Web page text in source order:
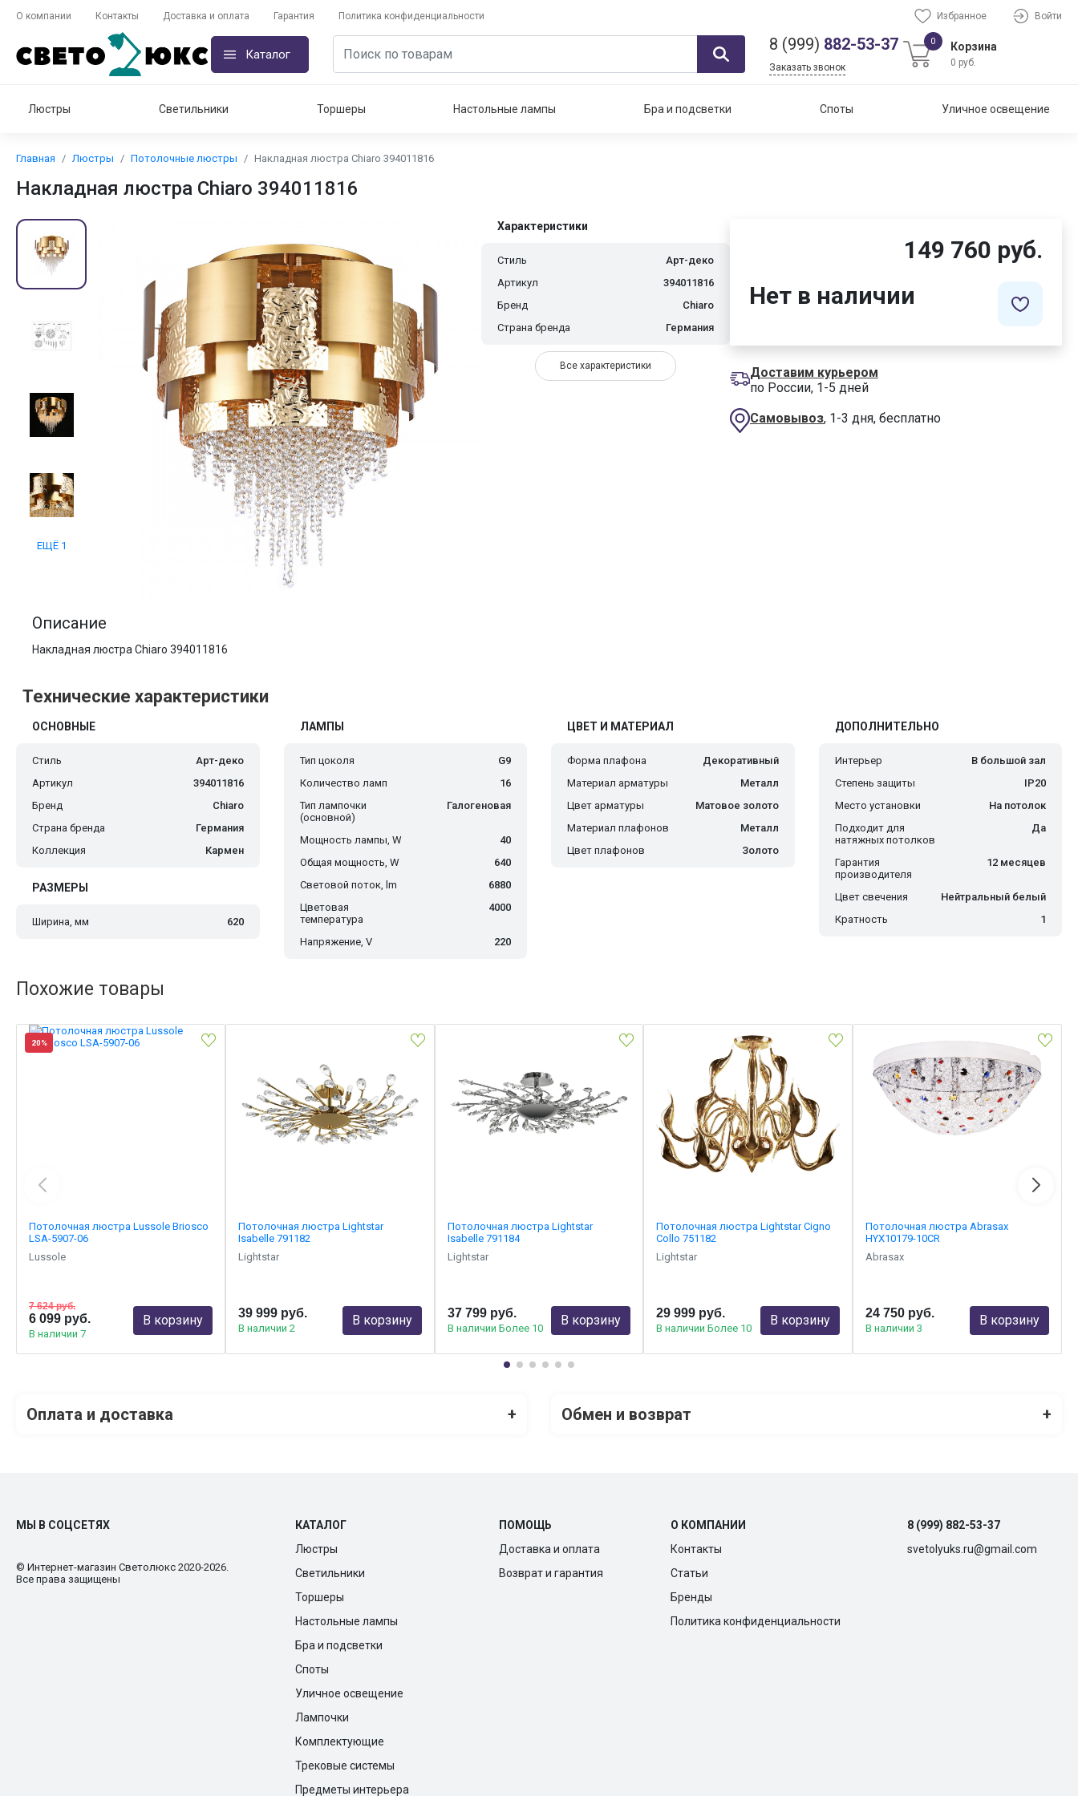
О компании Контакты Доставка и оплата Гарантия Политика конфиденциальности Избранное Войти
Каталог
8 (999) 882-53-37
Заказать звонок
0 Корзина
0 руб.
Люстры Светильники Торшеры Настольные лампы Бра и подсветки Споты Уличное освещение
Главная Люстры Потолочные люстры Накладная люстра Chiaro 394011816
Накладная люстра Chiaro 394011816
ЕЩЁ 1
Характеристики
Стиль
Арт-деко
Артикул
394011816
Бренд
Chiaro
Страна бренда
Германия
Все характеристики
149 760 руб.
Нет в наличии
Доставим курьером
по России, 1-5 дней
Самовывоз, 1-3 дня, бесплатно
Описание
Накладная люстра Chiaro 394011816
Технические характеристики
ОСНОВНЫЕ
Стиль
Арт-деко
Артикул
394011816
Бренд
Chiaro
Страна бренда
Германия
Коллекция
Кармен
РАЗМЕРЫ
Ширина, мм 620
ЛАМПЫ
Тип цоколя
G9
Количество ламп
16
Тип лампочки
(основной)
Галогеновая
Мощность лампы, W
40
Общая мощность, W
640
Световой поток, lm
6880
Цветовая
температура
4000
Напряжение, V 220
ЦВЕТ И МАТЕРИАЛ
Форма плафона
Декоративный
Материал арматуры
Металл
Цвет арматуры
Матовое золото
Материал плафонов
Металл
Цвет плафонов
Золото
ДОПОЛНИТЕЛЬНО
Интерьер
В большой зал
Степень защиты
IP20
Место установки
На потолок
Подходит для
натяжных потолков
Да
Гарантия
производителя
12 месяцев
Цвет свечения
Нейтральный белый
Кратность
1
Похожие товары
20%
Потолочная люстра Lussole Briosco
LSA-5907-06
Lussole
7 624 руб.
6 099 руб.
В наличии 7
В корзину
Потолочная люстра Lightstar
Isabelle 791182
Lightstar
39 999 руб.
В наличии 2
В корзину
Потолочная люстра Lightstar
Isabelle 791184
Lightstar
37 799 руб.
В наличии Более 10
В корзину
Потолочная люстра Lightstar Cigno
Collo 751182
Lightstar
29 999 руб.
В наличии Более 10
В корзину
Потолочная люстра Abrasax
HYX10179-10CR
Abrasax
24 750 руб.
В наличии 3
В корзину
Оплата и доставка + Обмен и возврат +
МЫ В СОЦСЕТЯХ
© Интернет-магазин Cветолюкс 2020-2026.
Все права защищены
КАТАЛОГ
Люстры
Светильники
Торшеры
Настольные лампы
Бра и подсветки
Споты
Уличное освещение
Лампочки
Комплектующие
Трековые системы
Предметы интерьера
ПОМОЩЬ
Доставка и оплата
Возврат и гарантия
О КОМПАНИИ
Контакты
Статьи
Бренды
Политика конфиденциальности
8 (999) 882-53-37
svetolyuks.ru@gmail.com